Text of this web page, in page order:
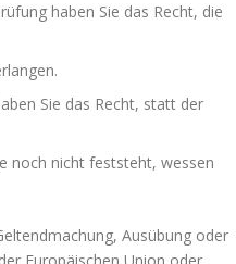
haben Sie das Recht, die
Sie das Recht, statt der
noch nicht feststeht, wessen
Ausübung oder